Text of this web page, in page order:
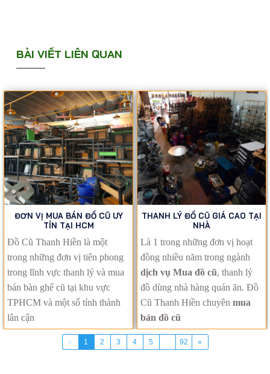
BÀI VIẾT LIÊN QUAN
ĐƠN VỊ MUA BÁN ĐỒ CŨ UY
TÍN TẠI HCM
Đồ Cũ Thanh Hiền là một
trong những đơn vị tiên phong
trong lĩnh vực thanh lý và mua
bán bàn ghế cũ tại khu vực
TPHCM và một số tỉnh thành
lân cận
THANH LÝ ĐỒ CŨ GIÁ CAO TẠI
NHÀ
Là 1 trong những đơn vị hoạt
đồng nhiều năm trong ngành
dịch vụ Mua đồ cũ, thanh lý
đồ dùng nhà hàng quán ăn. Đồ
Cũ Thanh Hiền chuyên mua
bán đồ cũ
« 1 2 3 4 5 92 »